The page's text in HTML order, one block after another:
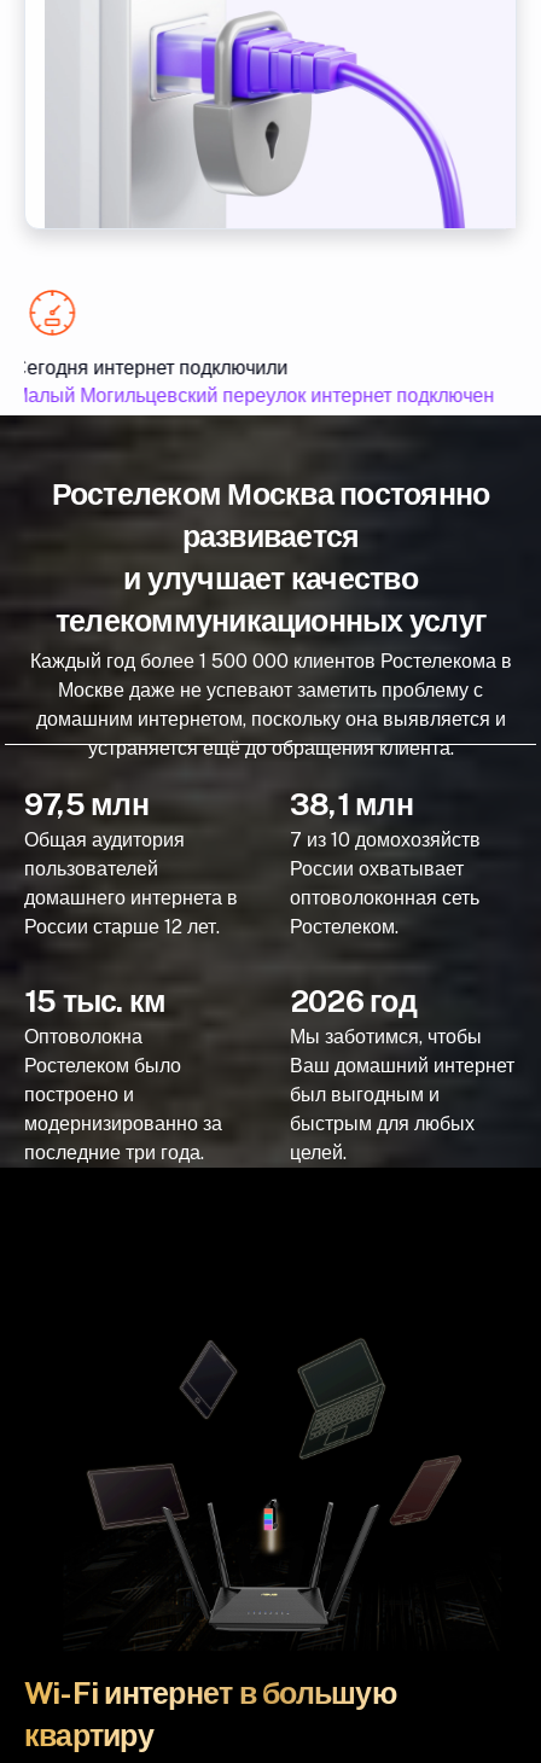
Сегодня интернет подключили
Малый Могильцевский переулок интернет подключен
Ростелеком Москва постоянно
развивается
и улучшает качество
телекоммуникационных услуг
Каждый год более 1 500 000 клиентов Ростелекома в
Москве даже не успевают заметить проблему с
домашним интернетом, поскольку она выявляется и
устраняется ещё до обращения клиента.
97,5 млн
Общая аудитория
пользователей
домашнего интернета в
России старше 12 лет.
38,1 млн
7 из 10 домохозяйств
России охватывает
оптоволоконная сеть
Ростелеком.
15 тыс. км
Оптоволокна
Ростелеком было
построено и
модернизированно за
последние три года.
2026 год
Мы заботимся, чтобы
Ваш домашний интернет
был выгодным и
быстрым для любых
целей.
Wi-Fi интернет в большую
квартиру